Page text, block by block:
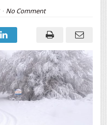
No Comment